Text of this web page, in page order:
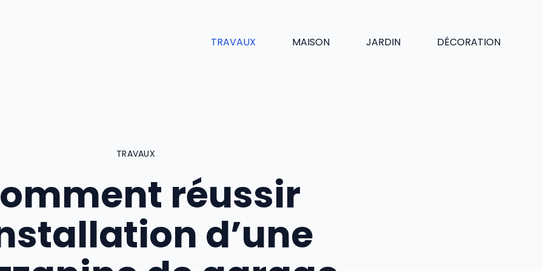
TRAVAUX MAISON JARDIN DÉCORATION
TRAVAUX
réussir
d’une